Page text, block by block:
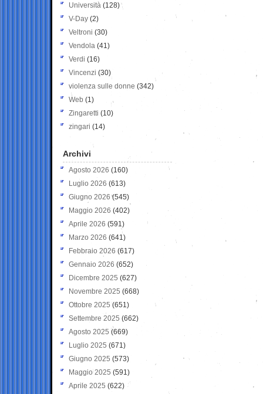
Università (128)
V-Day (2)
Veltroni (30)
Vendola (41)
Verdi (16)
Vincenzi (30)
violenza sulle donne (342)
Web (1)
Zingaretti (10)
zingari (14)
Archivi
Agosto 2026 (160)
Luglio 2026 (613)
Giugno 2026 (545)
Maggio 2026 (402)
Aprile 2026 (591)
Marzo 2026 (641)
Febbraio 2026 (617)
Gennaio 2026 (652)
Dicembre 2025 (627)
Novembre 2025 (668)
Ottobre 2025 (651)
Settembre 2025 (662)
Agosto 2025 (669)
Luglio 2025 (671)
Giugno 2025 (573)
Maggio 2025 (591)
Aprile 2025 (622)